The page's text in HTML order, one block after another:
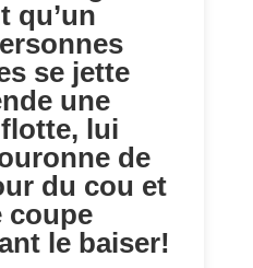
qu’un
se jette
une
lui
de
du cou et
coupe
le baiser!